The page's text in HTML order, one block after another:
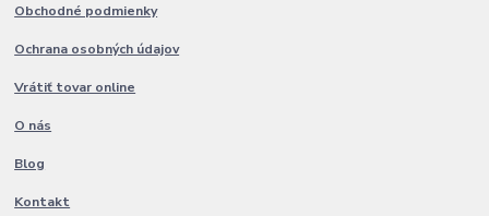
Obchodné podmienky
Ochrana osobných údajov
Vrátiť tovar online
O nás
Blog
Kontakt